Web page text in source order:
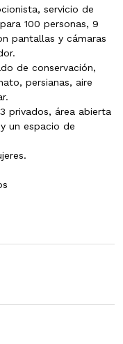
servicio de
100 personas, 9
pantallas y cámaras
de conservación,
persianas, aire
privados, área abierta
un espacio de